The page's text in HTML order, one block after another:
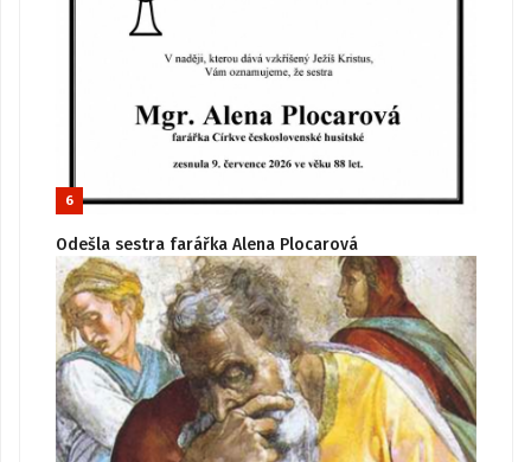
6
Odešla sestra farářka Alena Plocarová